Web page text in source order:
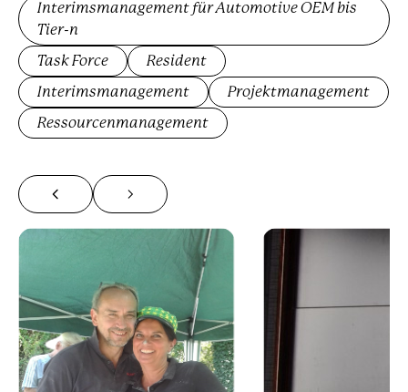
Interimsmanagement für Automotive OEM bis
Tier-n
Task Force
Resident
Interimsmanagement
Projektmanagement
Ressourcenmanagement